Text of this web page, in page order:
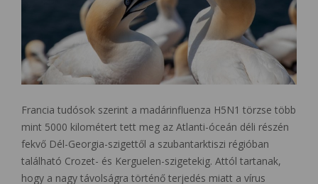
Francia tudósok szerint a madárinfluenza H5N1 törzse több
mint 5000 kilométert tett meg az Atlanti-óceán déli részén
fekvő Dél-Georgia-szigettől a szubantarktiszi régióban
található Crozet- és Kerguelen-szigetekig. Attól tartanak,
hogy a nagy távolságra történő terjedés miatt a vírus